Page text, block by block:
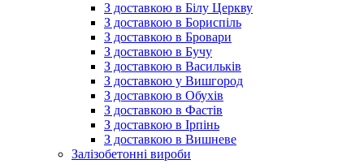
З доставкою в Білу Церкву
З доставкою в Бориспіль
З доставкою в Бровари
З доставкою в Бучу
З доставкою в Васильків
З доставкою у Вишгород
З доставкою в Обухів
З доставкою в Фастів
З доставкою в Ірпінь
З доставкою в Вишневе
Залізобетонні вироби